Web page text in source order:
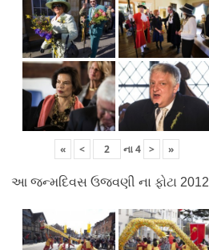
« < ના4 > »
આ જન્મદિવસ ઉજવણી ના ફોટા 2012